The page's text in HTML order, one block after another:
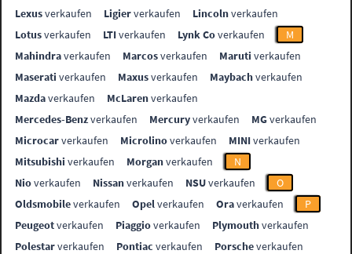
Lexusverkaufen Ligierverkaufen Lincolnverkaufen
Lotusverkaufen LTIverkaufen Lynk Coverkaufen
M
Mahindraverkaufen Marcosverkaufen Maruti verkaufen
Maserati verkaufen Maxusverkaufen Maybachverkaufen
Mazdaverkaufen McLarenverkaufen
Mercedes-Benzverkaufen Mercuryverkaufen MGverkaufen
Microcarverkaufen Microlinoverkaufen MINIverkaufen
Mitsubishi verkaufen Morganverkaufen
N
Nioverkaufen Nissanverkaufen NSUverkaufen
O
Oldsmobileverkaufen Opelverkaufen Oraverkaufen
P
Peugeotverkaufen Piaggioverkaufen Plymouthverkaufen
Polestarverkaufen Pontiac verkaufen Porscheverkaufen